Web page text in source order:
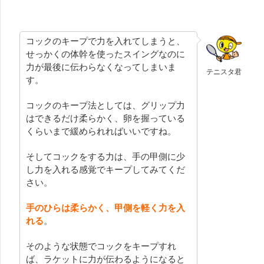
テニスタ君
コックのキープで力を入れてしまうと、
せっかくの体幹を使ったスイングなのに
力が最後に伝わらなくなってしまいま
す。
コックのキープ法としては、グリップ力
はできるだけ柔らかく、卵を握っている
くらいまで緩められればいいですね。
そしてコックをする力は、手の甲側に少
し力を入れる感覚でキープしてみてくだ
さい。
手のひらは柔らかく、甲側を軽く力を入
れる。
そのような状態でコックをキープすれ
ば、ラケットに力が伝わるようになると